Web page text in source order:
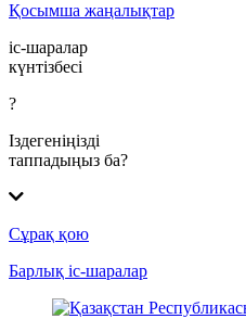
Қосымша жаңалықтар
іс-шаралар
күнтізбесі
?
Іздегеніңізді
таппадыңыз ба?
Сұрақ қою
Барлық іс-шаралар